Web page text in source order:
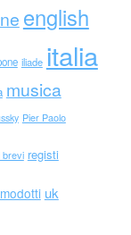
english
iliade italia
musica
Pier Paolo
brevi registi
uk